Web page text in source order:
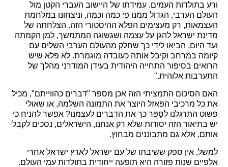
ורע בתולדות העמים. עמידתו של היישוב העברי הקטן מול
העולם הערבי, הגדול ממנו פי כמה וכמה, וניצחונו במלחמת
העצמאות, רק מעצימים הפלא ההיסטורי הזה. הצלחתה של
מדינת ישראל להגן על עצמה ושגשוגה המתמשך, למן הקמתה
ועד היום, הביאו לידי כך שחלק מהעולם הערבי השלים עם
קיומה במרחב וקיבל אותה כעובדה מוגמרת. לא פלא שיש
הרואים בסיפור התחייה היהודית בעידן המודרני מהלך של
התערבות אלוהית."
האם הסיכום התמציתי הזה אכן מספר "דברים כהווייתם", מכיל
את כל מרכיבי הפּאזל היוצר את התמונה השלמה, או שאולי
פשוט התרגלנו לסַפּר כך את הדברים לעצמנו? אפשר להניח כי
יש בתיאור הזה יסודות שלא רק אנחנו, הישראלים, נסכים לקבל
אותם, אלא גם מתבוננים מבחוץ.
למשל, אין ספק ששיבתו של עם ישראל לארץ ישראל אחרי
אלפיים שנות פזורה היא תופעה ייחודית בתולדות עמי העולם.